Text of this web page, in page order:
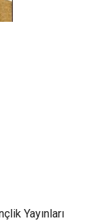
Yayınları